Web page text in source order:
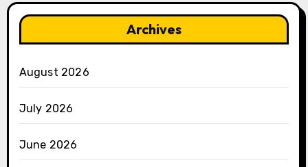
Archives
August 2026
July 2026
June 2026